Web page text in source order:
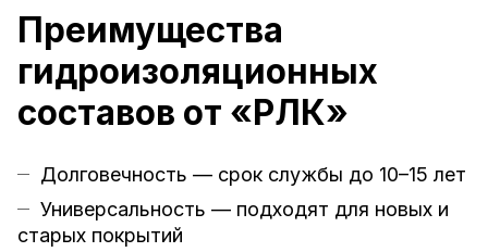
Преимущества
гидроизоляционных
составов от «РЛК»
Долговечность — срок службы до 10–15 лет
Универсальность — подходят для новых и
старых покрытий